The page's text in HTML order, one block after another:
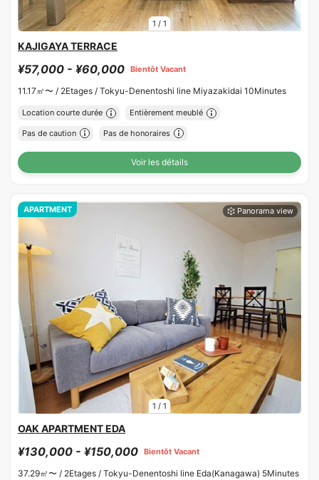
1 / 1
KAJIGAYA TERRACE
¥57,000 - ¥60,000 Bientôt Vacant
11.17㎡〜 / 2Etages / Tokyu-Denentoshi line Miyazakidai 10Minutes
Location courte durée Entièrement meublé
Pas de caution Pas de honoraires
Voir les détails
1 / 1
APARTMENT
OAK APARTMENT EDA
¥130,000 - ¥150,000 Bientôt Vacant
37.29㎡〜 / 2Etages / Tokyu-Denentoshi line Eda(Kanagawa) 5Minutes